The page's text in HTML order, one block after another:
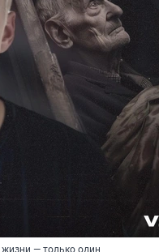
— только один